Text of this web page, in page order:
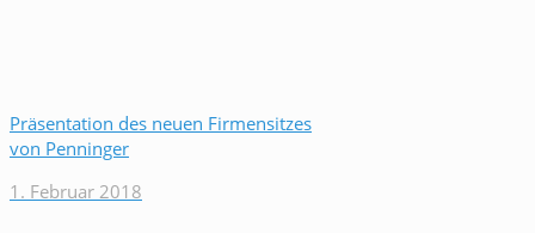
Präsentation des neuen Firmensitzes
von Penninger
1. Februar 2018